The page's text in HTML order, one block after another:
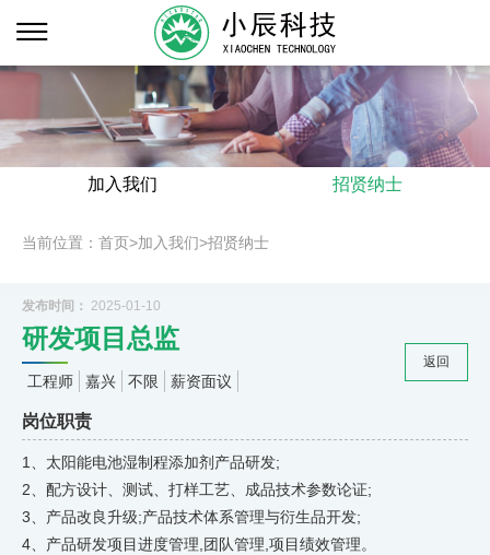
加入我们 招贤纳士
当前位置： 首页>加入我们>招贤纳士
发布时间： 2025-01-10
研发项目总监
工程师 嘉兴 不限 薪资面议
返回
岗位职责
1、太阳能电池湿制程添加剂产品研发;
2、配方设计、测试、打样工艺、成品技术参数论证;
3、产品改良升级;产品技术体系管理与衍生品开发;
4、产品研发项目进度管理,团队管理,项目绩效管理。